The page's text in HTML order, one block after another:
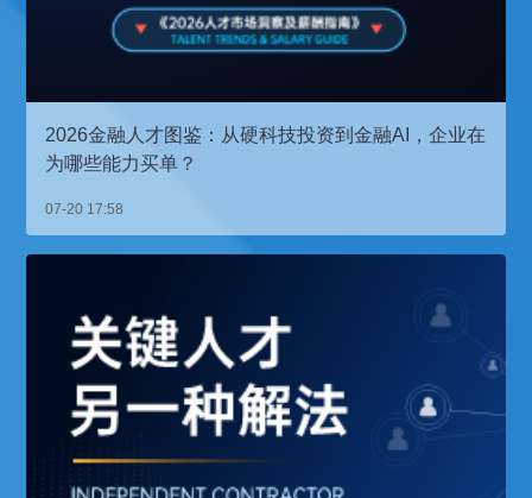
2026金融人才图鉴：从硬科技投资到金融AI，企业在
为哪些能力买单？
07-20 17:58